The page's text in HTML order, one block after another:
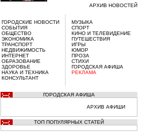
АРХИВ НОВОСТЕЙ
ГОРОДСКИЕ НОВОСТИ
СОБЫТИЯ
ОБЩЕСТВО
ЭКОНОМИКА
ТРАНСПОРТ
НЕДВИЖИМОСТЬ
ИНТЕРНЕТ
ОБРАЗОВАНИЕ
ЗДОРОВЬЕ
НАУКА И ТЕХНИКА
КОНСУЛЬТАНТ
МУЗЫКА
СПОРТ
КИНО И ТЕЛЕВИДЕНИЕ
ПУТЕШЕСТВИЯ
ИГРЫ
ЮМОР
ПРОЗА
СТИХИ
ГОРОДСКАЯ АФИША
РЕКЛАМА
ГОРОДСКАЯ АФИША
АРХИВ АФИШИ
ТОП ПОПУЛЯРНЫХ СТАТЕЙ